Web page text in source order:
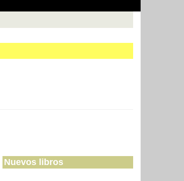
Nuevos libros